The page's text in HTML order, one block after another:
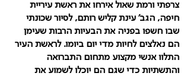
צרפתי ורמת שאול אירחו את ראשת עיריית
חיפה, הגב' עינת קליש רותם, לסיור שכונתי
שבו חשפו בפניה את הבעיות הרבות שעימן
הם נאלצים לחיות מדי יום ביומו. לראשת העיר
התלוו אנשי מקצוע מתחום התברואה
והתשתיות כדי שגם הם יוכלו לשמוע את